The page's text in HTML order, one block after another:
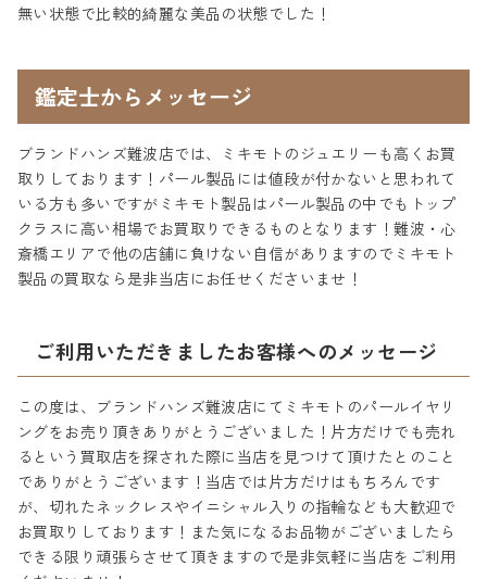
無い状態で比較的綺麗な美品の状態でした！
鑑定士からメッセージ
ブランドハンズ難波店では、ミキモトのジュエリーも高くお買
取りしております！パール製品には値段が付かないと思われて
いる方も多いですがミキモト製品はパール製品の中でもトップ
クラスに高い相場でお買取りできるものとなります！難波・心
斎橋エリアで他の店舗に負けない自信がありますのでミキモト
製品の買取なら是非当店にお任せくださいませ！
ご利用いただきましたお客様へのメッセージ
この度は、ブランドハンズ難波店にてミキモトのパールイヤリ
ングをお売り頂きありがとうございました！片方だけでも売れ
るという買取店を探された際に当店を見つけて頂けたとのこと
でありがとうございます！当店では片方だけはもちろんです
が、切れたネックレスやイニシャル入りの指輪なども大歓迎で
お買取りしております！また気になるお品物がございましたら
できる限り頑張らさせて頂きますので是非気軽に当店をご利用